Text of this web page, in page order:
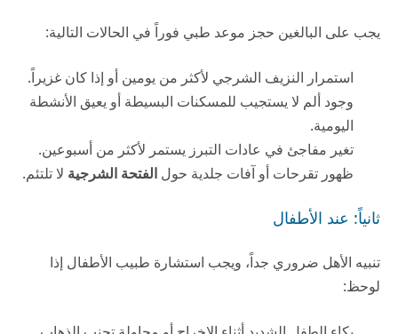
يجب على البالغين حجز موعد طبي فوراً في الحالات التالية:
استمرار النزيف الشرجي لأكثر من يومين أو إذا كان غزيراً.
وجود ألم لا يستجيب للمسكنات البسيطة أو يعيق الأنشطة
اليومية.
تغير مفاجئ في عادات التبرز يستمر لأكثر من أسبوعين.
ظهور تقرحات أو آفات جلدية حول الفتحة الشرجية لا تلتئم.
ثانياً: عند الأطفال
تنبيه الأهل ضروري جداً، ويجب استشارة طبيب الأطفال إذا
لوحظ: